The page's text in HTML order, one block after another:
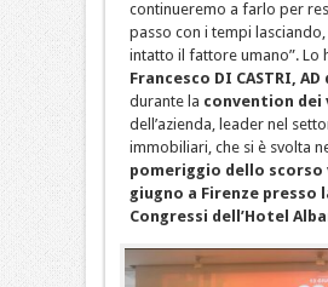
continueremo a farlo per
passo con i tempi lasciando,
intatto il fattore umano”. Lo
Francesco DI CASTRI,
durante la convention dei
dell’azienda, leader nel
immobiliari, che si è svolta
pomeriggio dello scorso
giugno a Firenze presso
Congressi dell’Hotel